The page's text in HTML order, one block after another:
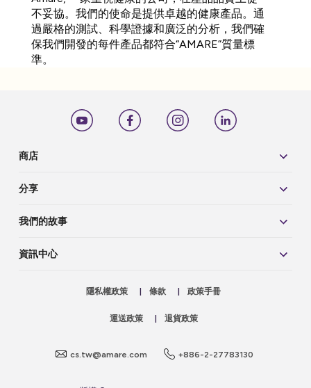
不妥協。我們的使命是提供卓越的健康產品。通
過嚴格的測試、科學證據和廣泛的分析，我們確
保我們開發的每件產品都符合“AMARE”質量標
準。
商店​
分享
我們的故事
資訊中心
隱私權政策 條款 政策手冊
運送政策 退貨政策
cs.tw@amare.com +886-2-27783130